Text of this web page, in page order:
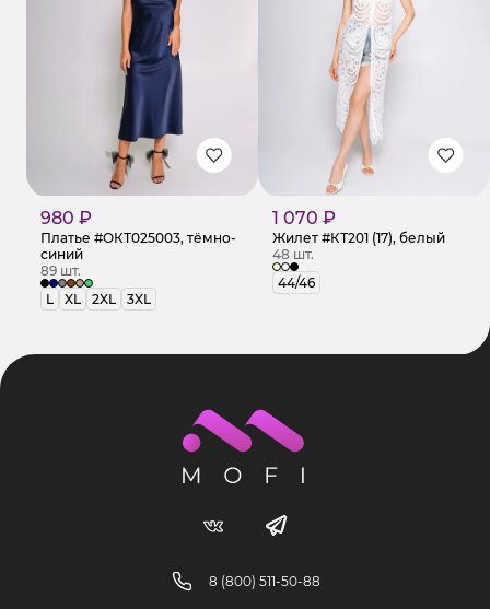
980 ₽
Платье #ОКТ025003, тёмно-
синий
89 шт.
L
XL 2XL 3XL
1 070 ₽
Жилет #КТ201 (17), белый
48 шт.
44/46
8 (800) 511-50-88